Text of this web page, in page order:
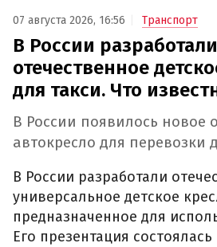
07 августа 2026, 16:56 Транспорт
В России разработали
отечественное
для такси. Что
В России появилось новое
автокресло для перевозки
В России разработали
универсальное детское
предназначенное для
Его презентация